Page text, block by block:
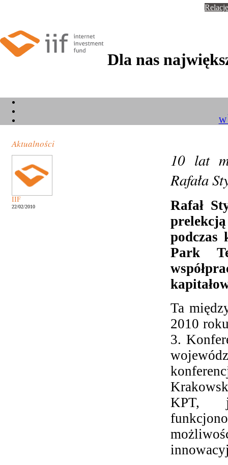
Dla nas
W
Aktualności
IIF
22/02/2010
10 lat
Rafała
Rafał
podczas
Park
Ta
2010
3.
KPT,